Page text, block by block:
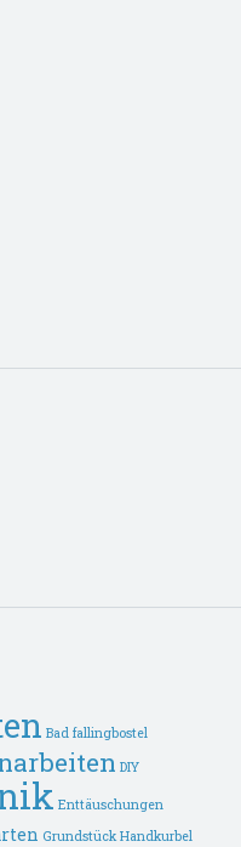
Bad fallingbostel
DIY
Enttäuschungen
Grundstück Handkurbel